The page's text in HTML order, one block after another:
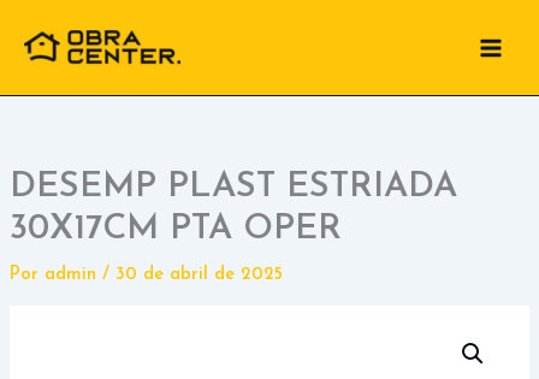
para
conteúdo
DESEMP PLAST ESTRIADA
30X17CM PTA OPER
Por admin / 30 de abril de 2025